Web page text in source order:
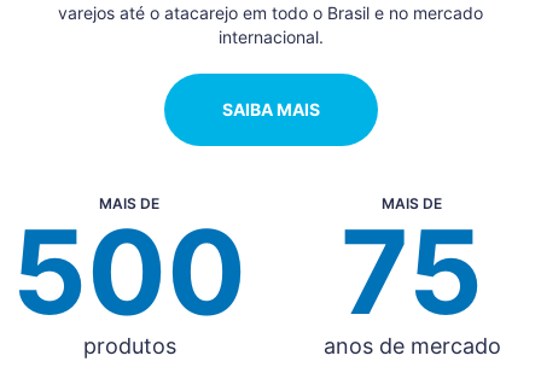
varejos até o atacarejo em todo o Brasil e no mercado
internacional.
SAIBA MAIS
MAIS DE
500
produtos
MAIS DE
75
anos de mercado